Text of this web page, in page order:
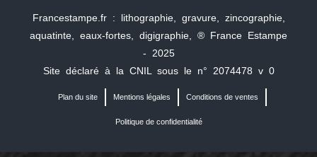
Francestampe.fr : lithographie, gravure, zincographie,
aquatinte, eaux-fortes, digigraphie, ® France Estampe
- 2025
Site déclaré à la CNIL sous le n° 2074478 v 0
Plan du site Mentions légales Conditions de ventes
Politique de confidentialité